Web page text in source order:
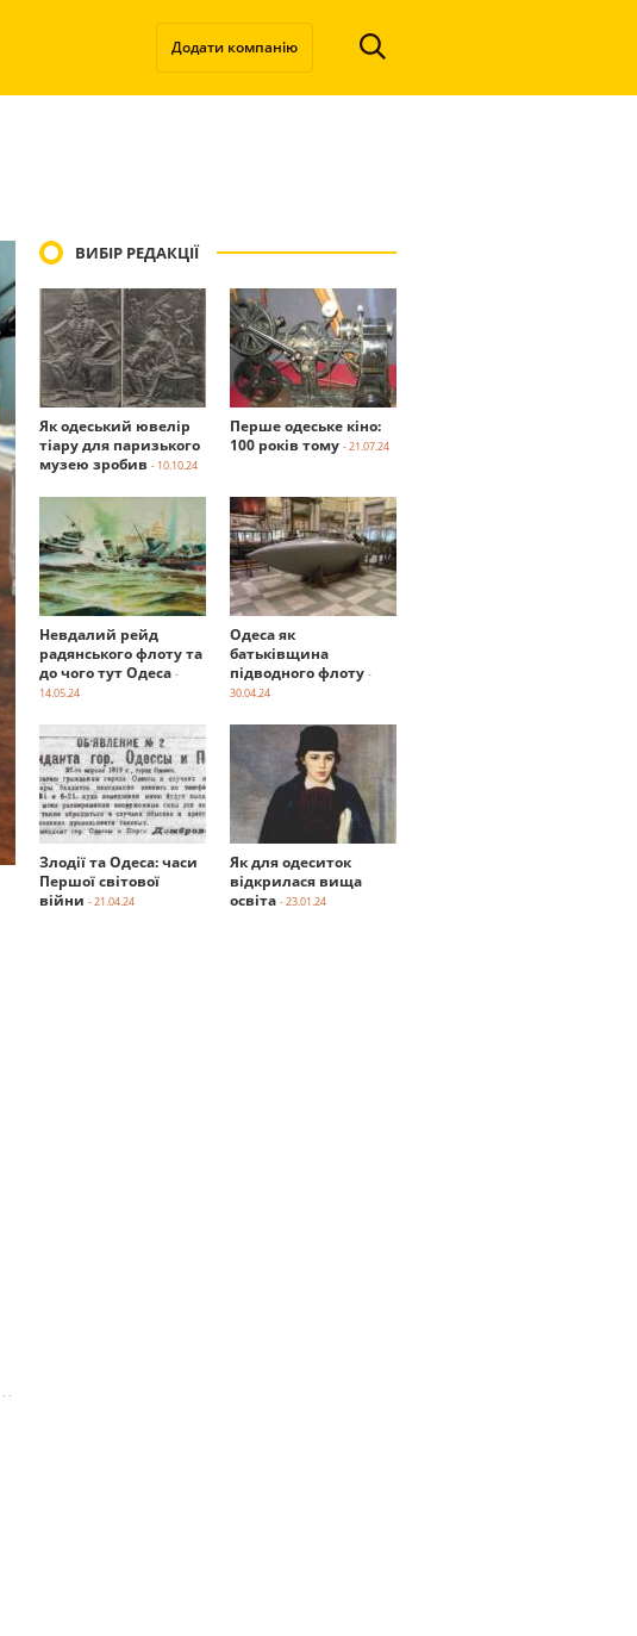
Додати компанію
ВИБІР РЕДАКЦІЇ
Як одеський ювелір
тіару для паризького
музею зробив - 10.10.24
Перше одеське кіно:
100 років тому - 21.07.24
Невдалий рейд
радянського флоту та
до чого тут Одеса -
14.05.24
Одеса як
батьківщина
підводного флоту -
30.04.24
Злодії та Одеса: часи
Першої світової
війни - 21.04.24
Як для одеситок
відкрилася вища
освіта - 23.01.24